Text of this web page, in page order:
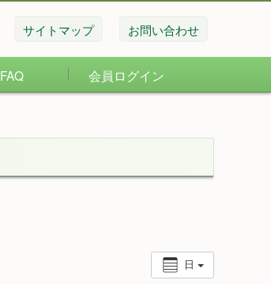
サイトマップ お問い合わせ
FAQ 会員ログイン
日